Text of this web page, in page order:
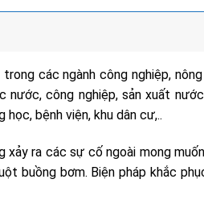
các ngành công nghiệp,
công nghiệp, sản xuất
bệnh viện, khu dân cư,..
xảy ra các sự cố ngoài mong
buồng bơm. Biện pháp khắc